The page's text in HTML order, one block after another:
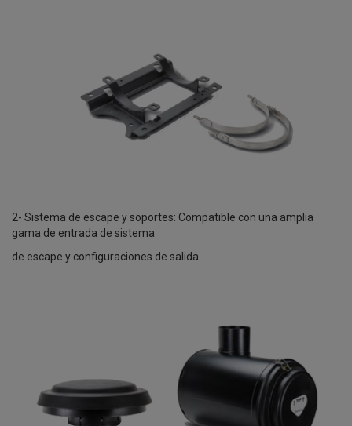
2- Sistema de escape y soportes: Compatible con una amplia
gama de entrada de sistema
de escape y configuraciones de salida.